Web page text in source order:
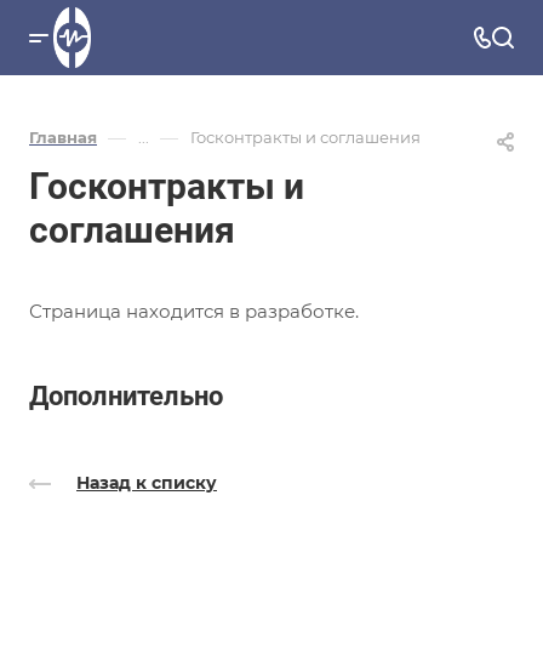
Главная — — Госконтракты и соглашения
Госконтракты и
соглашения
Страница находится в разработке.
Дополнительно
Назад к списку